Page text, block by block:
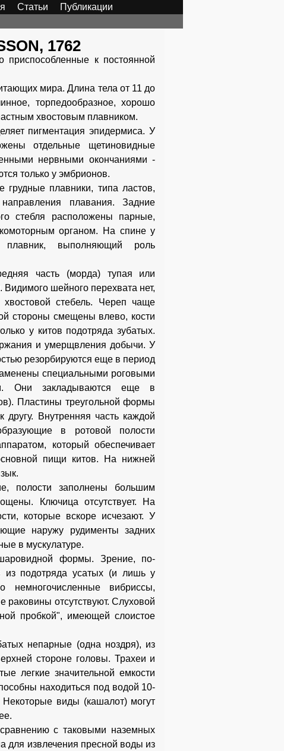
Статьи
Публикации
1762
приспособленные к постоянной
мира. Длина тела от 11 до
торпедообразное, хорошо
хвостовым плавником.
пигментация эпидермиса. У
отдельные щетиновидные
нервными окончаниями -
только у эмбрионов.
плавники, типа ластов,
плавания. Задние
стебля расположены парные,
органом. На спине у
плавник, выполняющий роль
часть (морда) тупая или
шейного перехвата нет,
стебель. Череп чаще
стороны смещены влево, кости
у китов подотряда зубатых.
и умерщвления добычи. У
резорбируются еще в период
специальными роговыми
Они закладываются еще в
Пластины треугольной формы
Внутренняя часть каждой
в ротовой полости
который обеспечивает
пищи китов. На нижней
полости заполнены большим
Ключица отсутствует. На
которые вскоре исчезают. У
наружу рудименты задних
в мускулатуре.
формы. Зрение, по-
из подотряда усатых (и лишь у
немногочисленные вибриссы,
отсутствуют. Слуховой
пробкой", имеющей слоистое
непарные (одна ноздря), из
стороне головы. Трахеи и
легкие значительной емкости
находиться под водой 10-
виды (кашалот) могут
с таковыми наземных
для извлечения пресной воды из